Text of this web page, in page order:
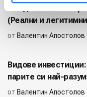
(Реални и
от Валентин Апостолов
Видове
парите си най-
от Валентин Апостолов